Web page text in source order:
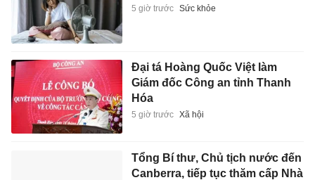
5 giờ trước Sức khỏe
Đại tá Hoàng Quốc Việt làm
Giám đốc Công an tỉnh Thanh
Hóa
5 giờ trước Xã hội
Tổng Bí thư, Chủ tịch nước đến
Canberra, tiếp tục thăm cấp Nhà